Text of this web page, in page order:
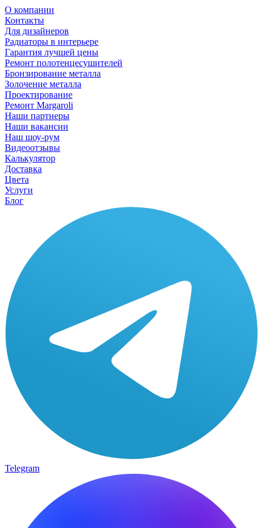
О компании
Контакты
Для дизайнеров
Радиаторы в интерьере
Гарантия лучшей цены
Ремонт полотенцесушителей
Бронзирование металла
Золочение металла
Проектирование
Ремонт Margaroli
Наши партнеры
Наши вакансии
Наш шоу-рум
Видеоотзывы
Калькулятор
Доставка
Цвета
Услуги
Блог
Telegram